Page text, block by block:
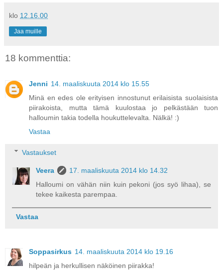
klo 12.16.00
Jaa muille
18 kommenttia:
Jenni 14. maaliskuuta 2014 klo 15.55
Minä en edes ole erityisen innostunut erilaisista suolaisista
piirakoista, mutta tämä kuulostaa jo pelkästään tuon
halloumin takia todella houkuttelevalta. Nälkä! :)
Vastaa
Vastaukset
Veera
17. maaliskuuta 2014 klo 14.32
Halloumi on vähän niin kuin pekoni (jos syö lihaa), se
tekee kaikesta parempaa.
Vastaa
Soppasirkus 14. maaliskuuta 2014 klo 19.16
hilpeän ja herkullisen näköinen piirakka!